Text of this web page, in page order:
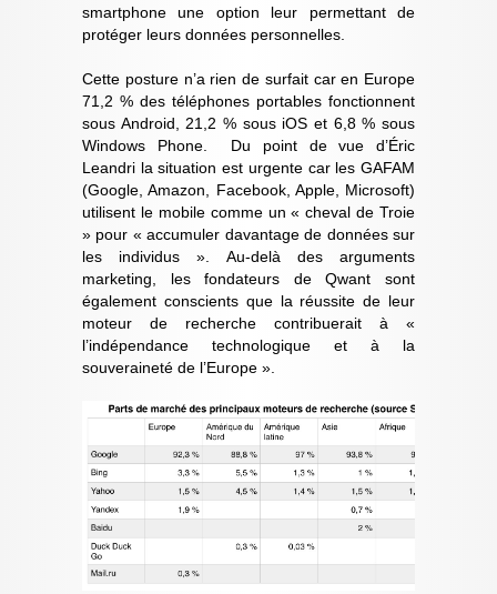
smartphone une option leur permettant de
protéger leurs données personnelles.
Cette posture n’a rien de surfait car en Europe
71,2 % des téléphones portables fonctionnent
sous Android, 21,2 % sous iOS et 6,8 % sous
Windows Phone. Du point de vue d’Éric
Leandri la situation est urgente car les GAFAM
(Google, Amazon, Facebook, Apple, Microsoft)
utilisent le mobile comme un « cheval de Troie
» pour « accumuler davantage de données sur
les individus ». Au-delà des arguments
marketing, les fondateurs de Qwant sont
également conscients que la réussite de leur
moteur de recherche contribuerait à «
l’indépendance technologique et à la
souveraineté de l’Europe ».